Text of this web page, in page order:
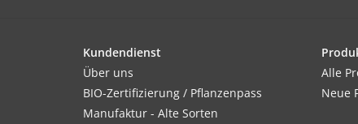
Kundendienst
Über uns
BIO-Zertifizierung / Pflanzenpass
Manufaktur - Alte Sorten
Alle
Neue